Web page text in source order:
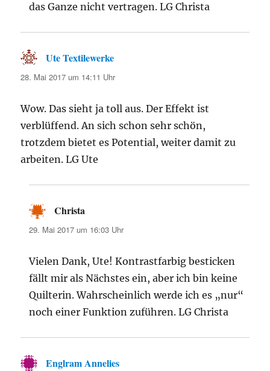
das Ganze nicht vertragen. LG Christa
Ute Textilewerke
28. Mai 2017 um 14:11 Uhr
Wow. Das sieht ja toll aus. Der Effekt ist
verblüffend. An sich schon sehr schön,
trotzdem bietet es Potential, weiter damit zu
arbeiten. LG Ute
Christa
29. Mai 2017 um 16:03 Uhr
Vielen Dank, Ute! Kontrastfarbig besticken
fällt mir als Nächstes ein, aber ich bin keine
Quilterin. Wahrscheinlich werde ich es „nur“
noch einer Funktion zuführen. LG Christa
Englram Annelies